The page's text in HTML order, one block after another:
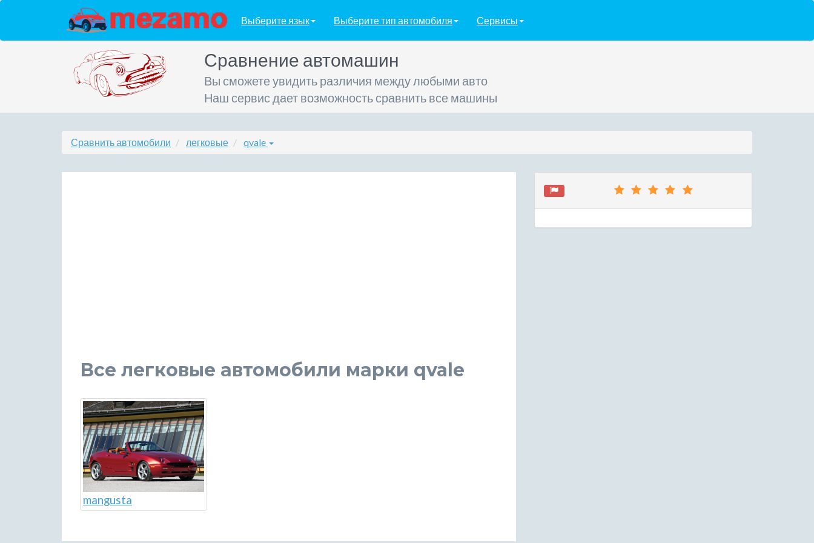
Выберите язык Выберите тип автомобиля Сервисы
Сравнение автомашин
Вы сможете увидить различия между любыми авто
Наш сервис дает возможность сравнить все машины
Сравнить автомобили легковые qvale
Все легковые автомобили марки qvale
mangusta